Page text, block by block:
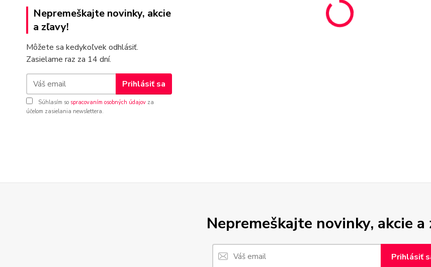
Nepremeškajte novinky, akcie
a zľavy!
Môžete sa kedykoľvek odhlásiť.
Zasielame raz za 14 dní.
Prihlásiť sa
Súhlasím so spracovaním osobných údajov za
účelom zasielania newslettera.
Nepremeškajte novinky, akcie a
Prihlásiť